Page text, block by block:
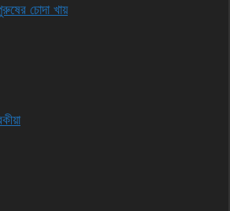
চোদা খায়